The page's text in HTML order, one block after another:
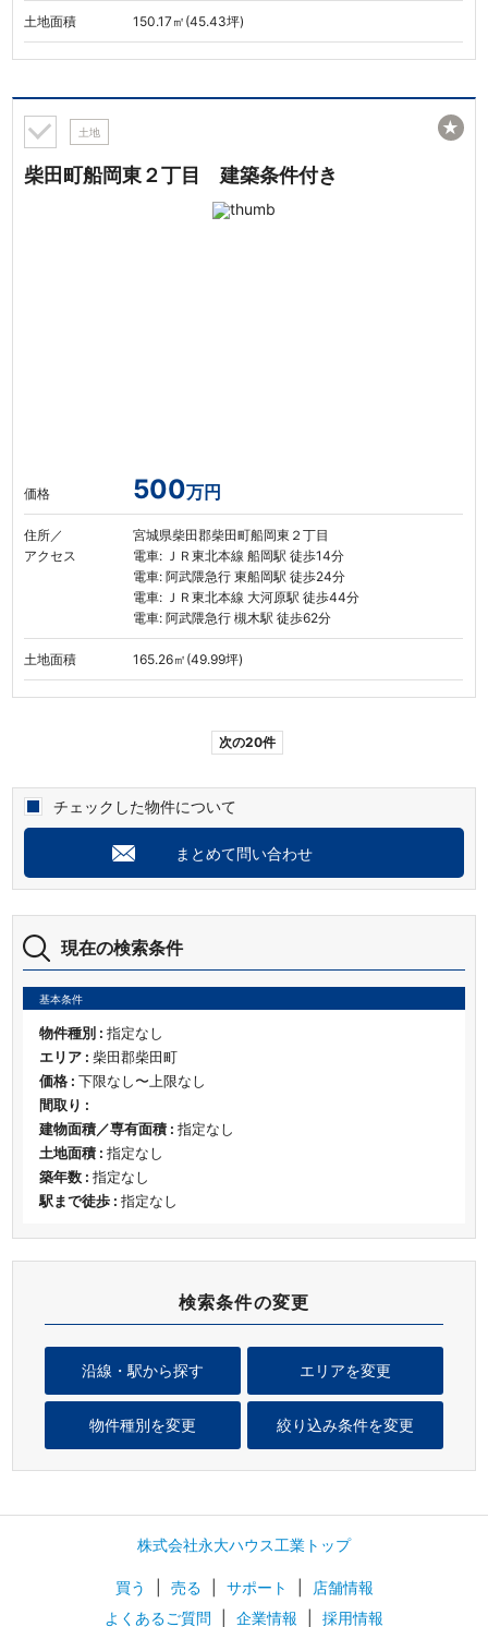
検索条件の変更
エリアを変更
沿線・駅から探す
物件種別を変更 絞り込み条件を変更
現在の検索条件
基本条件
物件種別 : 指定なし
エリア : 柴田郡柴田町
価格 : 下限なし〜上限なし
間取り :
建物面積／専有面積 : 指定なし
土地面積 : 指定なし
築年数 : 指定なし
駅まで徒歩 : 指定なし
土地面積 150.17㎡(45.43坪)
土地
柴田町船岡東２丁目 建築条件付き
価格 500万円
住所／
アクセス
宮城県柴田郡柴田町船岡東２丁目
電車: ＪＲ東北本線 船岡駅 徒歩14分
電車: 阿武隈急行 東船岡駅 徒歩24分
電車: ＪＲ東北本線 大河原駅 徒歩44分
電車: 阿武隈急行 槻木駅 徒歩62分
土地面積 165.26㎡(49.99坪)
★
次の20件
チェックした物件について
まとめて問い合わせ
株式会社永大ハウス工業トップ
買う 売る サポート
店舗情報
よくあるご質問
企業情報 採用情報